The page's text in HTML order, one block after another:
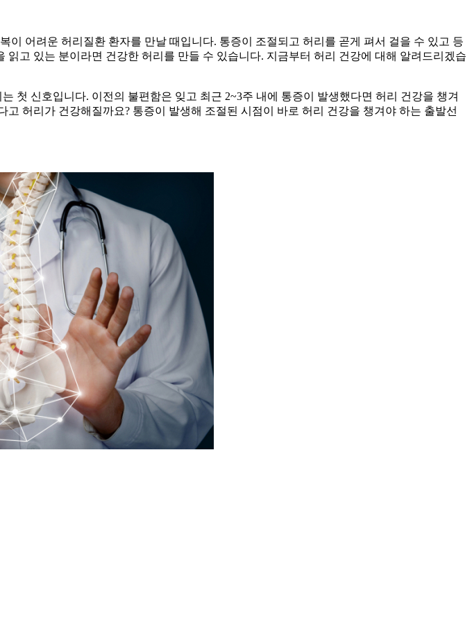
어려운 허리질환 환자를 만날 때입니다. 통증이 조절되고 허리를 곧게 펴서 걸을 수 있고 등
고 있는 분이라면 건강한 허리를 만들 수 있습니다. 지금부터 허리 건강에 대해 알려드리겠습
첫 신호입니다. 이전의 불편함은 잊고 최근 2~3주 내에 통증이 발생했다면 허리 건강을 챙겨
허리가 건강해질까요? 통증이 발생해 조절된 시점이 바로 허리 건강을 챙겨야 하는 출발선